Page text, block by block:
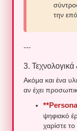
την
---
3.
Ακόμα και ένα
αν έχει
ψηφιακό
χαρίστε